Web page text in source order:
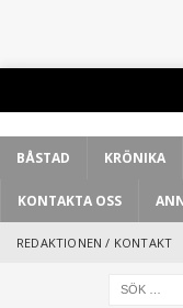
BÅSTAD KRÖNIKA
KONTAKTA OSS
REDAKTIONEN / KONTAKT